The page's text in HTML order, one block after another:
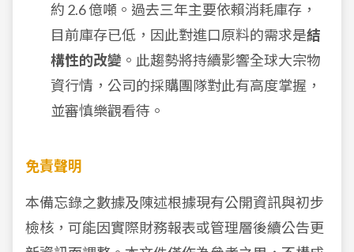
約 2.6 億噸。過去三年主要依賴消耗庫存，
目前庫存已低，因此對進口原料的需求是結
構性的改變 。此趨勢將持續影響全球大宗物
資行情，公司的採購團隊對此有高度掌握，
並審慎樂觀看待。
免責聲明
本備忘錄之數據及陳述根據現有公開資訊與初步
檢核，可能因實際財務報表或管理層後續公告更